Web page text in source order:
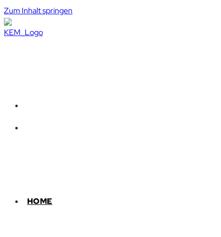
Zum Inhalt springen
HOME